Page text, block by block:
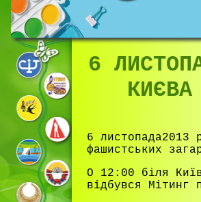
6
6 листопада2013
фашистських
О 12:00 біля
відбувся Мітинг